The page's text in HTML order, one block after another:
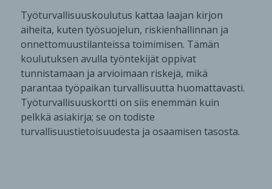
Työturvallisuuskoulutus kattaa laajan kirjon
aiheita, kuten työsuojelun, riskienhallinnan ja
onnettomuustilanteissa toimimisen. Tämän
koulutuksen avulla työntekijät oppivat
tunnistamaan ja arvioimaan riskejä, mikä
parantaa työpaikan turvallisuutta huomattavasti.
Työturvallisuuskortti on siis enemmän kuin
pelkkä asiakirja; se on todiste
turvallisuustietoisuudesta ja osaamisen tasosta.